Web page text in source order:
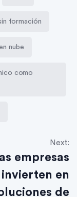
formación
nube
como
Next:
empresas
invierten en
de